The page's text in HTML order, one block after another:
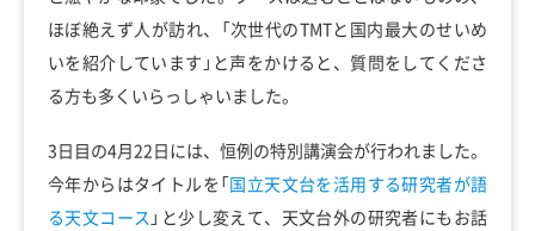
ほぼ絶えず人が訪れ、「次世代のTMTと国内最大のせいめ
いを紹介しています」と声をかけると、質問をしてくださ
る方も多くいらっしゃいました。
3日目の4月22日には、恒例の特別講演会が行われました。
今年からはタイトルを「国立天文台を活用する研究者が語
る天文コース 」と少し変えて、天文台外の研究者にもお話